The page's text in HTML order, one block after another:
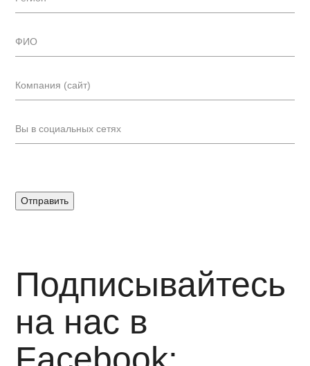
Отправить
Подписывайтесь
на нас в